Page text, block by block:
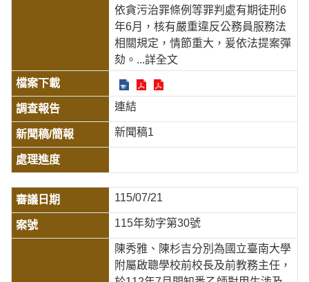
依貪污治罪條例等罪判處有期徒刑6
年6月，核有嚴重違反公務員服務法
相關規定，情節重大，爰依法提案彈
劾。 ...詳全文
連結
新聞稿1
115/07/21
115年劾字第30號
陳秀雅、陳杉吉分別為國立臺南大學
附屬啟聰學校前校長及前教務主任，